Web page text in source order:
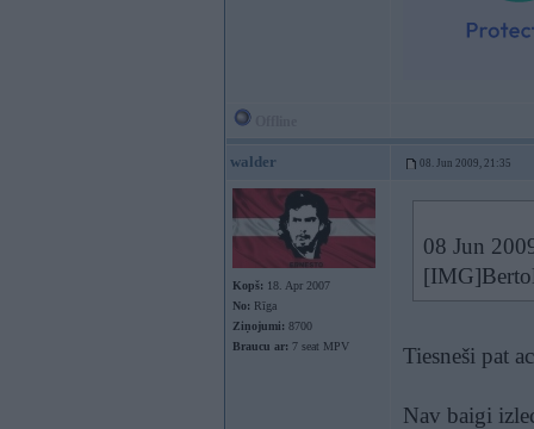
walder 08. Jun 2009, 21:35
Kopš: 18. Apr 2007
No: Rīga
Ziņojumi: 8700
Braucu ar: 7 seat MPV
08 Jun
Tiesneši pat
Nav baigi